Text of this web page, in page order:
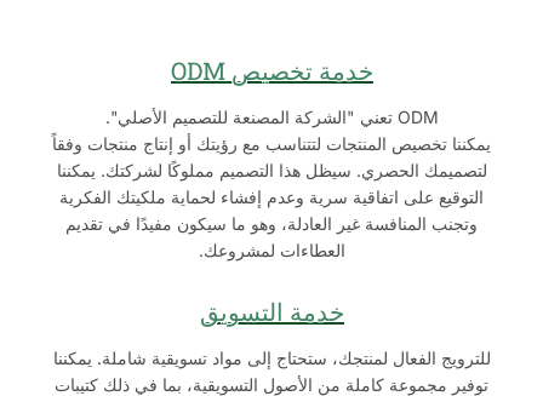
خدمة تخصيص ODM
ODM تعني "الشركة المصنعة للتصميم الأصلي".
يمكننا تخصيص المنتجات لتتناسب مع رؤيتك أو إنتاج منتجات وفقاً
لتصميمك الحصري. سيظل هذا التصميم مملوكًا لشركتك. يمكننا
التوقيع على اتفاقية سرية وعدم إفشاء لحماية ملكيتك الفكرية
وتجنب المنافسة غير العادلة، وهو ما سيكون مفيدًا في تقديم
العطاءات لمشروعك.
خدمة التسويق
للترويج الفعال لمنتجك، ستحتاج إلى مواد تسويقية شاملة. يمكننا
توفير مجموعة كاملة من الأصول التسويقية، بما في ذلك كتيبات